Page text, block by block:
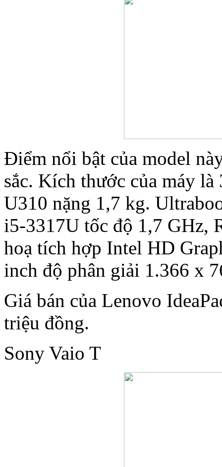
Điểm nổi bật của model
sắc. Kích thước của máy
U310 nặng 1,7 kg.
i5-3317U tốc độ 1,7 GHz,
hoạ tích hợp Intel HD
inch độ phân giải 1.366 x
Giá bán của Lenovo
triệu đồng.
Sony Vaio T